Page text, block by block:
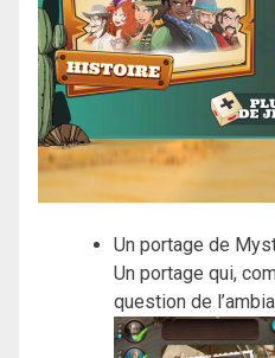
Un portage de
Un portage qui,
question de